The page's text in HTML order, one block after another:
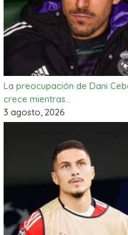
La preocupación de Dani
crece mientras…
3 agosto, 2026